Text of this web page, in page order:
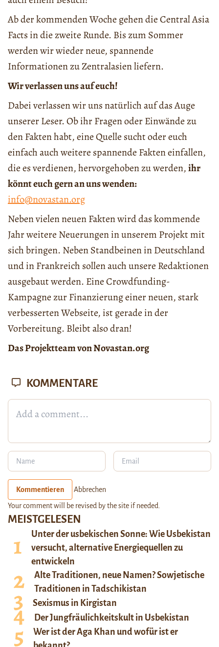
Ab der kommenden Woche gehen die Central Asia
Facts in die zweite Runde. Bis zum Sommer
werden wir wieder neue, spannende
Informationen zu Zentralasien liefern.
Wir verlassen uns auf euch!
Dabei verlassen wir uns natürlich auf das Auge
unserer Leser. Ob ihr Fragen oder Einwände zu
den Fakten habt, eine Quelle sucht oder euch
einfach auch weitere spannende Fakten einfallen,
die es verdienen, hervorgehoben zu werden,ihr
könnt euch gern an uns wenden:
info@novastan.org
Neben vielen neuen Fakten wird das kommende
Jahr weitere Neuerungen in unserem Projekt mit
sich bringen. Neben Standbeinen in Deutschland
und in Frankreich sollen auch unsere Redaktionen
ausgebaut werden. Eine Crowdfunding-
Kampagne zur Finanzierung einer neuen, stark
verbesserten Webseite, ist gerade in der
Vorbereitung. Bleibt also dran!
Das Projektteam von Novastan.org
MEISTGELESEN
Unter der usbekischen Sonne: Wie Usbekistan
versucht, alternative Energiequellen zu
entwickeln
Alte Traditionen, neue Namen? Sowjetische
Traditionen in Tadschikistan
Sexismus in Kirgistan
Der Jungfräulichkeitskult in Usbekistan
Wer ist der Aga Khan und wofür ist er
KOMMENTARE
Kommentieren Abbrechen
Your comment will be revised by the site if needed.